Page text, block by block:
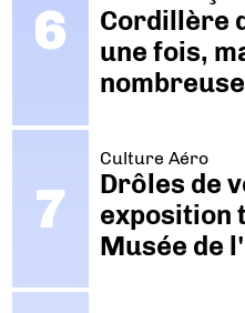
Cordillère
une fois,
Culture Aéro
Drôles de
exposition
Musée de